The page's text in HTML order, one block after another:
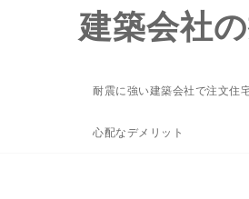
建築会社
耐震に強い建築会社で注文住
心配なデメリット
注文住